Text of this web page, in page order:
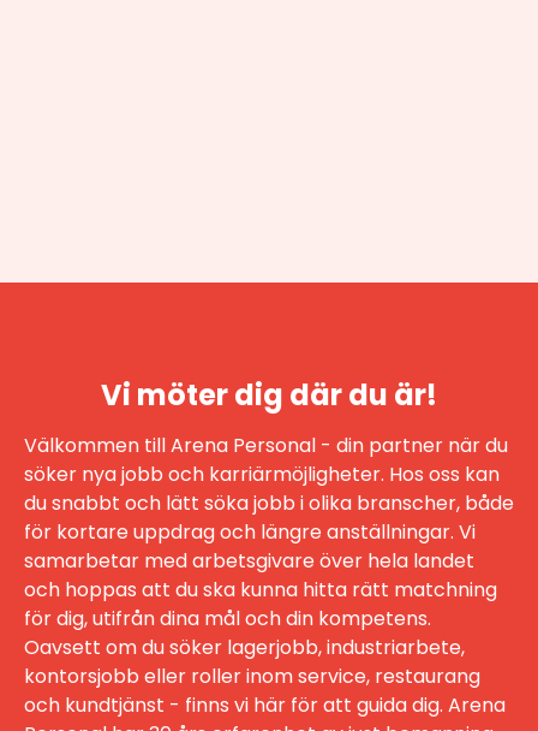
Vi möter dig där du är!
Välkommen till Arena Personal - din partner när du
söker nya jobb och karriärmöjligheter. Hos oss kan
du snabbt och lätt söka jobb i olika branscher, både
för kortare uppdrag och längre anställningar. Vi
samarbetar med arbetsgivare över hela landet
och hoppas att du ska kunna hitta rätt matchning
för dig, utifrån dina mål och din kompetens.
Oavsett om du söker lagerjobb, industriarbete,
kontorsjobb eller roller inom service, restaurang
och kundtjänst - finns vi här för att guida dig. Arena